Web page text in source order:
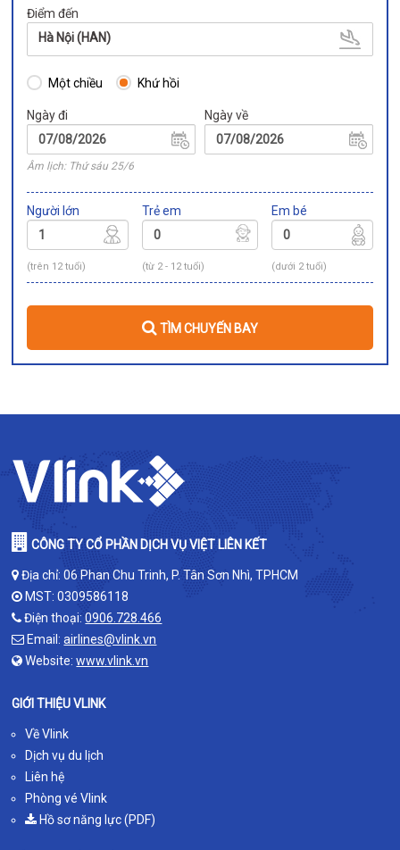
Điểm đến
Hà Nội (HAN)
Một chiều Khứ hồi
Ngày đi
Âm lịch: Thứ sáu 25/6
Ngày về
Người lớn
(trên 12 tuổi)
Trẻ em
(từ 2 - 12 tuổi)
Em bé
(dưới 2 tuổi)
TÌM CHUYẾN BAY
CÔNG TY CỔ PHẦN DỊCH VỤ VIỆT LIÊN KẾT
Địa chỉ: 06 Phan Chu Trinh, P. Tân Sơn Nhì, TPHCM
MST: 0309586118
Điện thoại:0906.728.466
Email:airlines@vlink.vn
Website:www.vlink.vn
GIỚI THIỆU VLINK
Về Vlink
Dịch vụ du lịch
Liên hệ
Phòng vé Vlink
Hồ sơ năng lực (PDF)